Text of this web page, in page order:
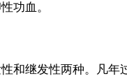
功血。
和继发性两种。凡年